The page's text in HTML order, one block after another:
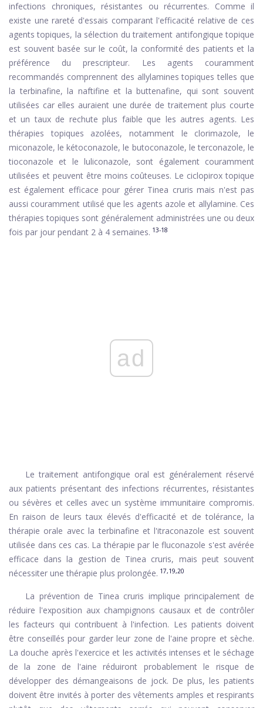
infections chroniques, résistantes ou récurrentes. Comme il
existe une rareté d'essais comparant l'efficacité relative de ces
agents topiques, la sélection du traitement antifongique topique
est souvent basée sur le coût, la conformité des patients et la
préférence du prescripteur. Les agents couramment
recommandés comprennent des allylamines topiques telles que
la terbinafine, la naftifine et la buttenafine, qui sont souvent
utilisées car elles auraient une durée de traitement plus courte
et un taux de rechute plus faible que les autres agents. Les
thérapies topiques azolées, notamment le clorimazole, le
miconazole, le kétoconazole, le butoconazole, le terconazole, le
tioconazole et le luliconazole, sont également couramment
utilisées et peuvent être moins coûteuses. Le ciclopirox topique
est également efficace pour gérer Tinea cruris mais n'est pas
aussi couramment utilisé que les agents azole et allylamine. Ces
thérapies topiques sont généralement administrées une ou deux
fois par jour pendant 2 à 4 semaines. 13-18
ad
Le traitement antifongique oral est généralement réservé
aux patients présentant des infections récurrentes, résistantes
ou sévères et celles avec un système immunitaire compromis.
En raison de leurs taux élevés d'efficacité et de tolérance, la
thérapie orale avec la terbinafine et l'itraconazole est souvent
utilisée dans ces cas. La thérapie par le fluconazole s'est avérée
efficace dans la gestion de Tinea cruris, mais peut souvent
nécessiter une thérapie plus prolongée. 17,19,20
La prévention de Tinea cruris implique principalement de
réduire l'exposition aux champignons causaux et de contrôler
les facteurs qui contribuent à l'infection. Les patients doivent
être conseillés pour garder leur zone de l'aine propre et sèche.
La douche après l'exercice et les activités intenses et le séchage
de la zone de l'aine réduiront probablement le risque de
développer des démangeaisons de jock. De plus, les patients
doivent être invités à porter des vêtements amples et respirants